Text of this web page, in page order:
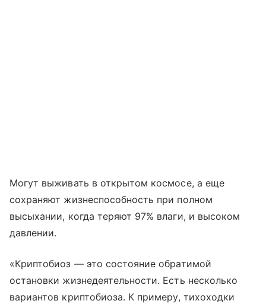
Могут выживать в открытом космосе, а еще
сохраняют жизнеспособность при полном
высыхании, когда теряют 97% влаги, и высоком
давлении.
«Криптобиоз — это состояние обратимой
остановки жизнедеятельности. Есть несколько
вариантов криптобиоза. К примеру, тихоходки